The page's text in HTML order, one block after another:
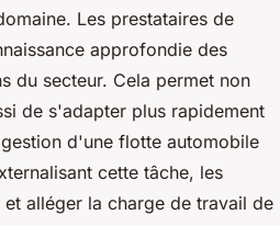
Les prestataires de
approfondie des
du secteur. Cela permet non
de s'adapter plus rapidement
d'une flotte automobile
cette tâche, les
alléger la charge de travail de